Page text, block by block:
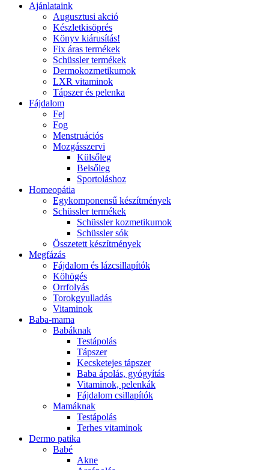
Ajánlataink
Augusztusi akció
Készletkisöprés
Könyv kiárusítás!
Fix áras termékek
Schüssler termékek
Dermokozmetikumok
LXR vitaminok
Tápszer és pelenka
Fájdalom
Fej
Fog
Menstruációs
Mozgásszervi
Külsőleg
Belsőleg
Sportoláshoz
Homeopátia
Egykomponensű készítmények
Schüssler termékek
Schüssler kozmetikumok
Schüssler sók
Összetett készítmények
Megfázás
Fájdalom és lázcsillapítók
Köhögés
Orrfolyás
Torokgyulladás
Vitaminok
Baba-mama
Babáknak
Testápolás
Tápszer
Kecsketejes tápszer
Baba ápolás, gyógyítás
Vitaminok, pelenkák
Fájdalom csillapítók
Mamáknak
Testápolás
Terhes vitaminok
Dermo patika
Babé
Akne